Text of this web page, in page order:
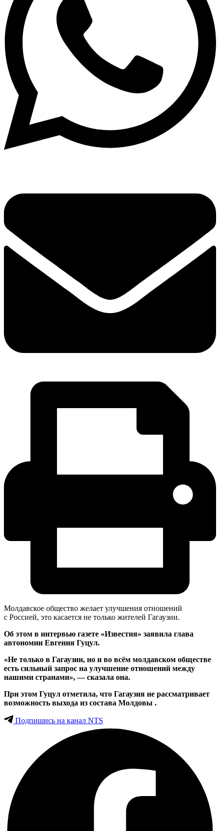
Молдавское общество желает улучшения отношений
с Россией, это касается не только жителей Гагаузии.
Об этом в интервью газете «Известия» заявила глава
автономии Евгения Гуцул.
«Не только в Гагаузии, но и во всём молдавском обществе
есть сильный запрос на улучшение отношений между
нашими странами», — сказала она.
При этом Гуцул отметила, что Гагаузия не рассматривает
возможность выхода из состава Молдовы .
Подпишись на канал NTS